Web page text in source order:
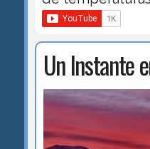
Un Instante